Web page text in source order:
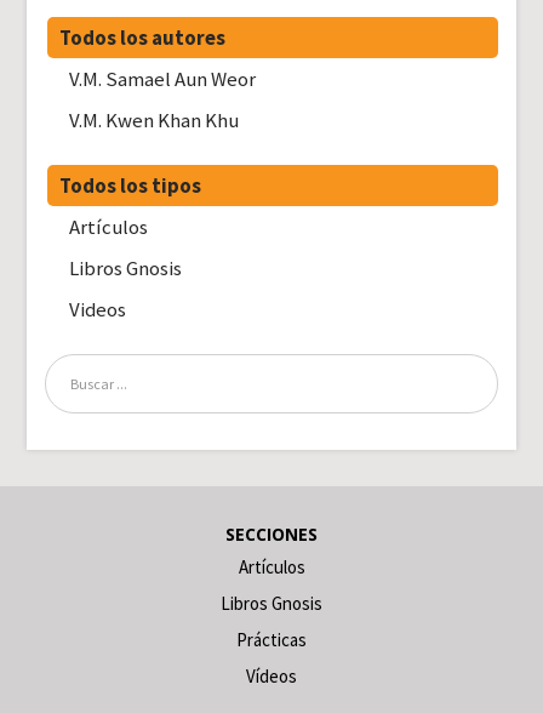
Todos los autores
V.M. Samael Aun Weor
V.M. Kwen Khan Khu
Todos los tipos
Artículos
Libros Gnosis
Videos
SECCIONES
Artículos
Libros Gnosis
Prácticas
Vídeos